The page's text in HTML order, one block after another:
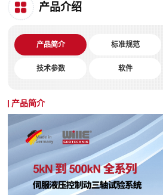
产品介绍
产品简介 标准规范
技术参数 软件
产品简介